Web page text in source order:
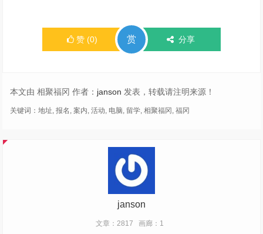
赞 (0) 赏 分享
本文由 相聚福冈 作者： janson 发表，转载请注明来源！
关键词：地址,报名 ,案内,活动, 电脑, 留学,相聚福冈 ,福冈
janson
文章：2817 画廊：1